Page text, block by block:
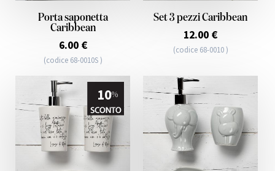
Porta saponetta
Caribbean
6.00 €
(codice 68-0010S )
Set 3 pezzi Caribbean
12.00 €
(codice 68-0010 )
10%